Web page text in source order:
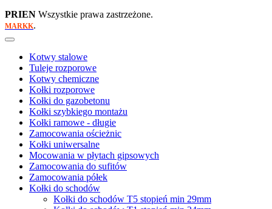
PRIEN Wszystkie prawa zastrzeżone.
MARKK.
Kotwy stalowe
Tuleje rozporowe
Kotwy chemiczne
Kołki rozporowe
Kołki do gazobetonu
Kołki szybkiego montażu
Kołki ramowe - długie
Zamocowania ościeżnic
Kołki uniwersalne
Mocowania w płytach gipsowych
Zamocowania do sufitów
Zamocowania półek
Kołki do schodów
Kołki do schodów T5 stopień min 29mm